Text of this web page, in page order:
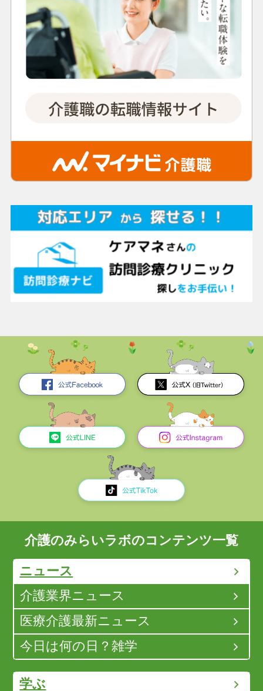
介護のみらいラボのコンテンツ一覧
ニュース
介護業界ニュース
医療介護最新ニュース
今日は何の日？雑学
学ぶ